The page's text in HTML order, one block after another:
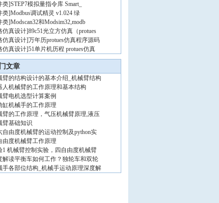
类]STEP7模拟量指令库 Smart_
类]Modbus调试精灵 v1.024 绿
类]Modscan32和Modsim32,modb
仿真设计]89c51光立方仿真（protues
仿真设计]万年历protues仿真程序源码
仿真设计]51单片机历程 protues仿真
文章
臂的结构设计的基本介绍_机械臂结构
人机械臂的工作原理和基本结构
臂电机选型计算案例
缸机械手的工作原理
臂的工作原理，气压机械臂原理,液压
臂基础知识
自由度机械臂的运动控制及python实
由度机械臂工作原理
1 机械臂控制实验，四自由度机械臂
解读平衡车如何工作？独轮车和双轮
手各部位结构_机械手运动原理深度解